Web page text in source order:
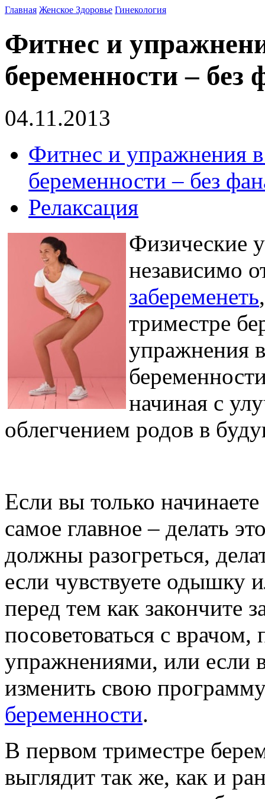
Главная Женское Здоровье Гинекология
Фитнес и
беременности – без
04.11.2013
Фитнес и упражнения
беременности – без
Релаксация
Физические
независимо
забеременеть
триместре
упражнения
начиная с
облегчением родов в
Если вы только
самое главное – делать
должны разогреться,
если чувствуете одышку
перед тем как закончите
посоветоваться с
упражнениями, или если
изменить свою
беременности.
В первом триместре
выглядит так же, как и